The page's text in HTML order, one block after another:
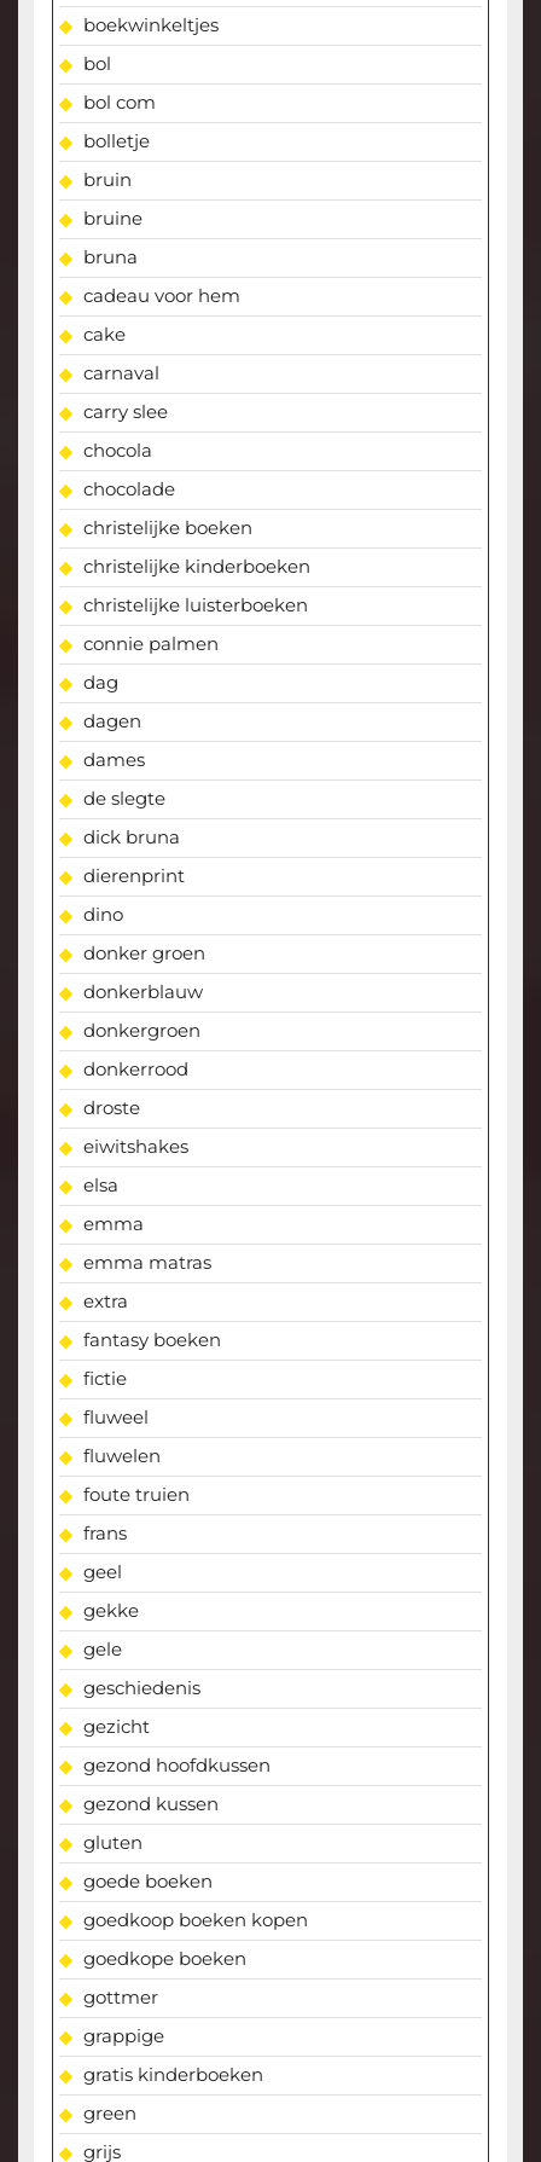
boekwinkeltjes
bol
bol com
bolletje
bruin
bruine
bruna
cadeau voor hem
cake
carnaval
carry slee
chocola
chocolade
christelijke boeken
christelijke kinderboeken
christelijke luisterboeken
connie palmen
dag
dagen
dames
de slegte
dick bruna
dierenprint
dino
donker groen
donkerblauw
donkergroen
donkerrood
droste
eiwitshakes
elsa
emma
emma matras
extra
fantasy boeken
fictie
fluweel
fluwelen
foute truien
frans
geel
gekke
gele
geschiedenis
gezicht
gezond hoofdkussen
gezond kussen
gluten
goede boeken
goedkoop boeken kopen
goedkope boeken
gottmer
grappige
gratis kinderboeken
green
grijs